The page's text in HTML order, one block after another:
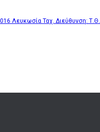
Λευκωσία Ταχ. Διεύθυνση: